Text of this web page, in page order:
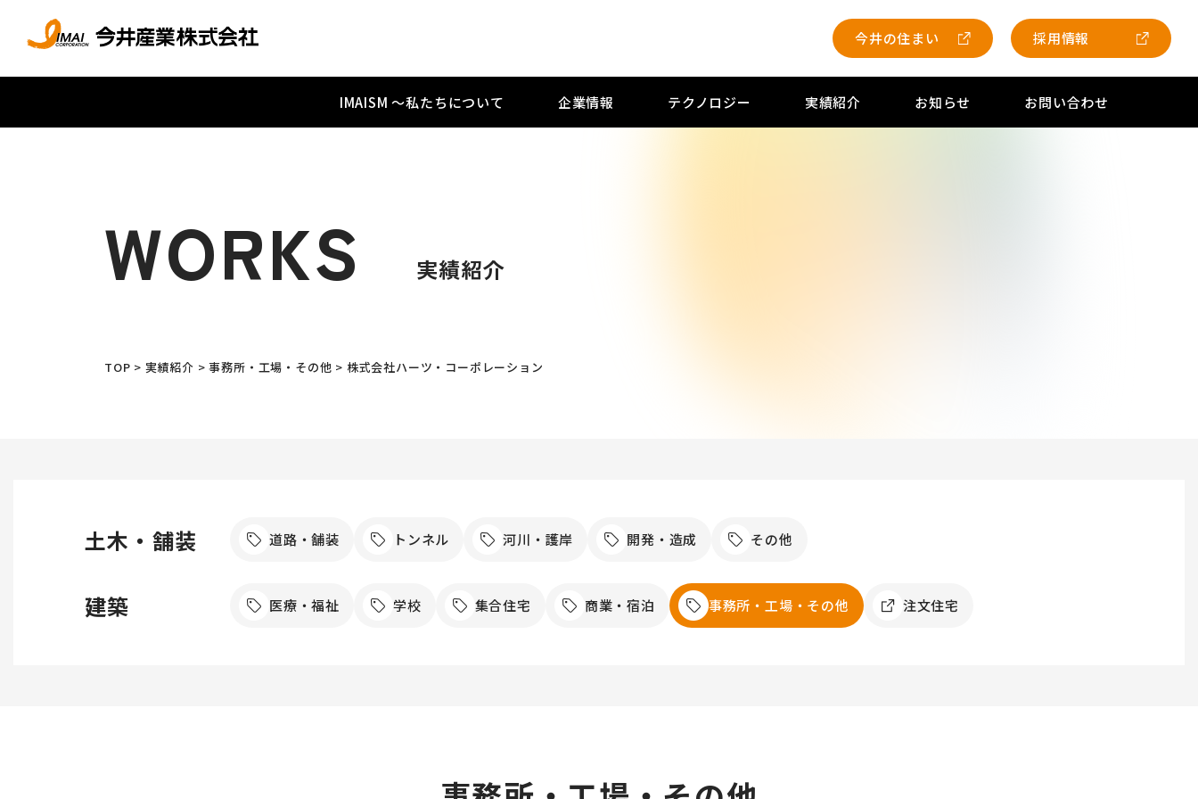
今井の住まい 採用情報
IMAISM 〜私たちについて 企業情報 テクノロジー 実績紹介 お知らせ お問い合わせ
WORKS 実績紹介
TOP > 実績紹介 >事務所・工場・その他 > 株式会社ハーツ・コーポレーション
土木・舗装 道路・舗装 トンネル 河川・護岸 開発・造成 その他
建築 医療・福祉 学校 集合住宅 商業・宿泊 事務所・工場・その他 注文住宅